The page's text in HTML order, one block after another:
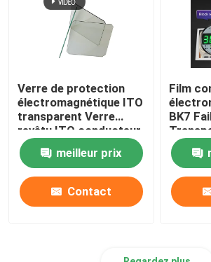
Verre de protection
électromagnétique ITO
transparent Verre
revêtu ITO conducteur
meilleur prix
Contact
Film
BK7